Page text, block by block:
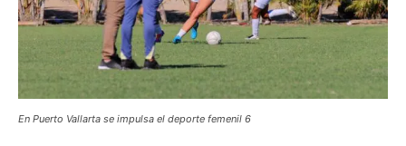
En Puerto Vallarta se impulsa el deporte femenil 6